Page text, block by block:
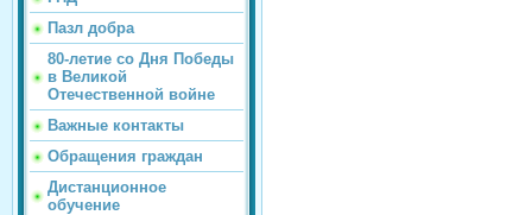
Пазл добра
80-летие со Дня Победы
в Великой
Отечественной войне
Важные контакты
Обращения граждан
Дистанционное
обучение